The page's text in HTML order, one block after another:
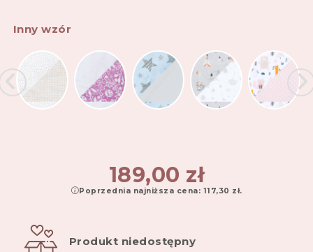
Inny wzór
189,00 zł
Poprzednia najniższa cena: 117,30 zł.
Produkt niedostępny